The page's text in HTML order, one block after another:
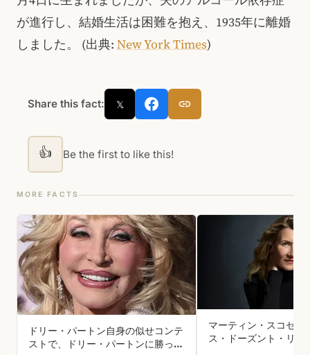
が進行し、結婚生活は困難を抱え、1935年に離婚
しました。 (出典: New York Times)
Share this fact: 𝕏
👍 Be the first to like this!
MORE FACTS
ドリー・パートン自身の似せコンテ
ストで、ドリー・パートンに勝った
マーティン・スコセッ
ス・ドーズント・リブ